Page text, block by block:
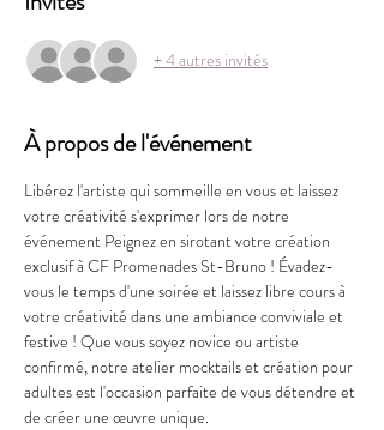
+ 4 autres invités
À propos de l'événement
Libérez l'artiste qui sommeille en vous et laissez
votre créativité s'exprimer lors de notre
événement Peignez en sirotant votre création
exclusif à CF Promenades St-Bruno ! Évadez-
vous le temps d'une soirée et laissez libre cours à
votre créativité dans une ambiance conviviale et
festive ! Que vous soyez novice ou artiste
confirmé, notre atelier mocktails et création pour
adultes est l'occasion parfaite de vous détendre et
de créer une œuvre unique.